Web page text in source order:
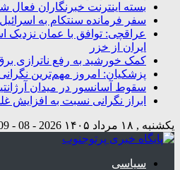
بسته اینترنت خبرنگاران فعال
سفر فرمانده سنتکام به اسرائیل
ایران از خزر
کمک خورشید به رفع ناترازی
پزشکیان: امروز مهم‌ترین
سقوط آسانسور در میدان آرژانتین تهران/ ۹
ابراز نگرانی نسبت به
یکشنبه , ۱۸ مرداد ۱۴۰۵ 2026 - 08 - 09
سیاسی